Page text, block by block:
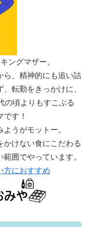
ングマザー。
ら、精神的にも追い詰
転勤をきっかけに、
の頃よりもすこぶる
す！
うがモットー。
かけない食にこだわる
囲でやっています。
方におすすめ